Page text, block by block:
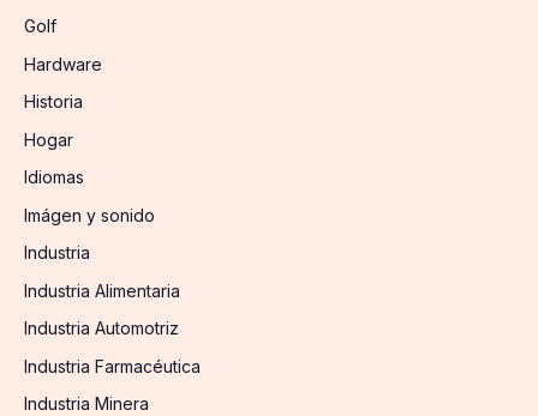
Golf
Hardware
Historia
Hogar
Idiomas
Imágen y sonido
Industria
Industria Alimentaria
Industria Automotriz
Industria Farmacéutica
Industria Minera